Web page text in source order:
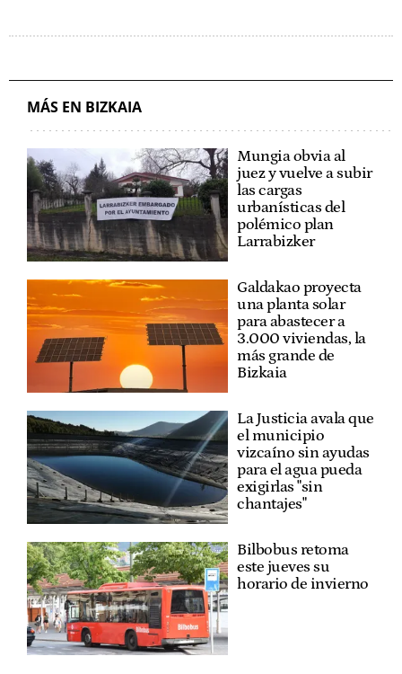
MÁS EN BIZKAIA
Mungia obvia al
juez y vuelve a subir
las cargas
urbanísticas del
polémico plan
Larrabizker
Galdakao proyecta
una planta solar
para abastecer a
3.000 viviendas, la
más grande de
Bizkaia
La Justicia avala que
el municipio
vizcaíno sin ayudas
para el agua pueda
exigirlas "sin
chantajes"
Bilbobus retoma
este jueves su
horario de invierno